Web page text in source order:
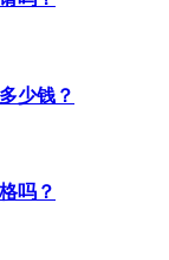
少钱？
吗？